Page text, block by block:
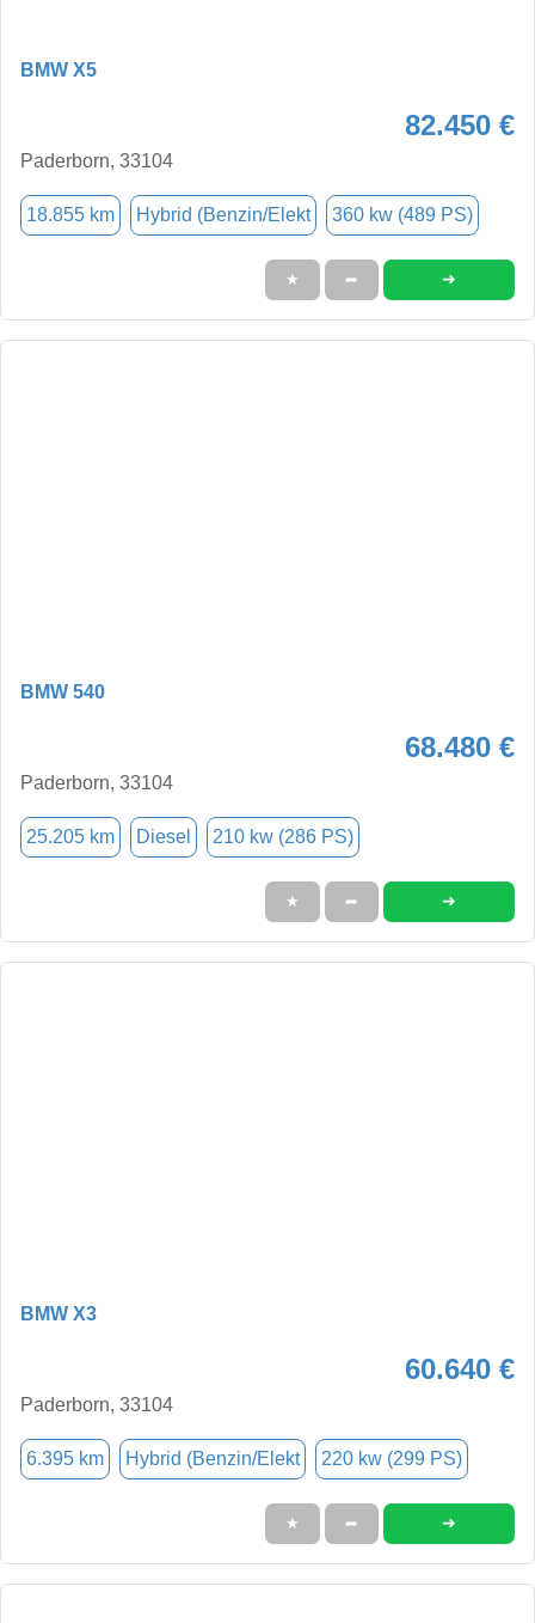
BMW X5
82.450 €
Paderborn, 33104
18.855 km Hybrid (Benzin/Elekt 360 kw (489 PS)
★ ➦ ➜
BMW 540
68.480 €
Paderborn, 33104
25.205 km Diesel 210 kw (286 PS)
★ ➦ ➜
BMW X3
60.640 €
Paderborn, 33104
6.395 km Hybrid (Benzin/Elekt 220 kw (299 PS)
★ ➦ ➜